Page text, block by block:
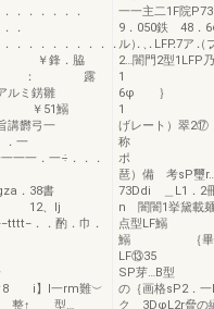
．．．．．．
．
．．．．．．．．．．．．．．．．
￥鋒．脇
： 露
雛
51鰯
欝弓一
一
．一÷．．．
書
lj
．．酌．巾．
】l一rm難︶
整↑ 型…
一一主二1F院
9．050鉄 48
ル）、LFP7ア
2…闇門2型1LFP
1 卜判
6φ ｝
1 1び
げレート）翠
称 三
ポ ミ緬
琶）備 考sP
73Ddi ＿L1．
n 闇闇1挙黛載
点型LF鰯 ｛
鰯 ｛畢2鰯9
LF⑬35 ミ翠
SP芽…B型 門
の｛画格
ク 3DφL2r脅